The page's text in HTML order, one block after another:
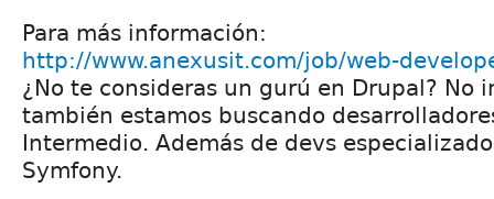
Para más información:
http://www.anexusit.com/job/web-
¿No te consideras un gurú en Drupal? No
también estamos buscando
Intermedio. Además de devs
Symfony.